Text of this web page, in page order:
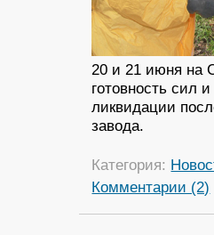
20 и 21 июня на
готовность сил
ликвидации
завода.
Категория:
Комментарии (2)